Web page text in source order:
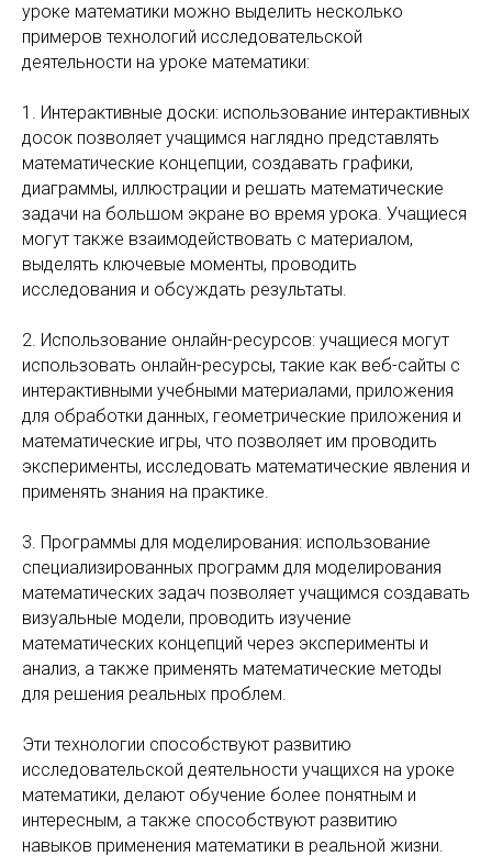
уроке математики можно выделить несколько
примеров технологий исследовательской
деятельности на уроке математики:
1. Интерактивные доски: использование интерактивных
досок позволяет учащимся наглядно представлять
математические концепции, создавать графики,
диаграммы, иллюстрации и решать математические
задачи на большом экране во время урока. Учащиеся
могут также взаимодействовать с материалом,
выделять ключевые моменты, проводить
исследования и обсуждать результаты.
2. Использование онлайн-ресурсов: учащиеся могут
использовать онлайн-ресурсы, такие как веб-сайты с
интерактивными учебными материалами, приложения
для обработки данных, геометрические приложения и
математические игры, что позволяет им проводить
эксперименты, исследовать математические явления и
применять знания на практике.
3. Программы для моделирования: использование
специализированных программ для моделирования
математических задач позволяет учащимся создавать
визуальные модели, проводить изучение
математических концепций через эксперименты и
анализ, а также применять математические методы
для решения реальных проблем.
Эти технологии способствуют развитию
исследовательской деятельности учащихся на уроке
математики, делают обучение более понятным и
интересным, а также способствуют развитию
навыков применения математики в реальной жизни.